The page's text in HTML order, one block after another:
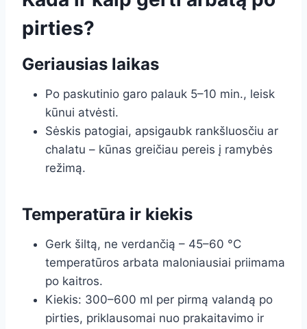
pirties?
Geriausias laikas
Po paskutinio garo palauk 5–10 min., leisk
kūnui atvėsti.
Sėskis patogiai, apsigaubk rankšluosčiu ar
chalatu – kūnas greičiau pereis į ramybės
režimą.
Temperatūra ir kiekis
Gerk šiltą, ne verdančią – 45–60 °C
temperatūros arbata maloniausiai priimama
po kaitros.
Kiekis: 300–600 ml per pirmą valandą po
pirties, priklausomai nuo prakaitavimo ir